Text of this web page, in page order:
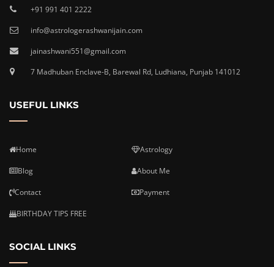
+91 991 401 2222
info@astrologerashwanijain.com
jainashwani551@gmail.com
7 Madhuban Enclave-B, Barewal Rd, Ludhiana, Punjab 141012
USEFUL LINKS
Home Astrology
Blog About Me
Contact Payment
BIRTHDAY TIPS FREE
SOCIAL LINKS